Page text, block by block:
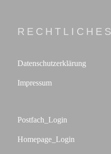
RECHTLICHES
Datenschutzerklärung
Impressum
Postfach_Login
Homepage_Login